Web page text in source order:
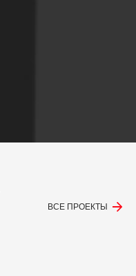
ВСЕ ПРОЕКТЫ